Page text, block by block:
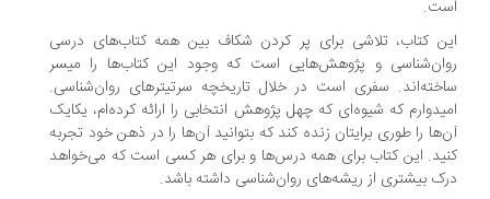
کتاب، تلاشی برای پر کردن شکاف بین همه کتاب‌های درسی
و پژوهش‌هایی است که وجود این کتاب‌ها را میسر
سفری است در خلال تاریخچه سرتیترهای روان‌شناسی.
که شیوه‌ای که چهل پژوهش انتخابی را ارائه کرده‌ام، یکایک
را طوری برایتان زنده کند که بتوانید آن‌ها را در ذهن خود تجربه
این کتاب برای همه درس‌ها و برای هر کسی است که می‌خواهد
بیشتری از ریشه‌های روان‌شناسی داشته باشد.